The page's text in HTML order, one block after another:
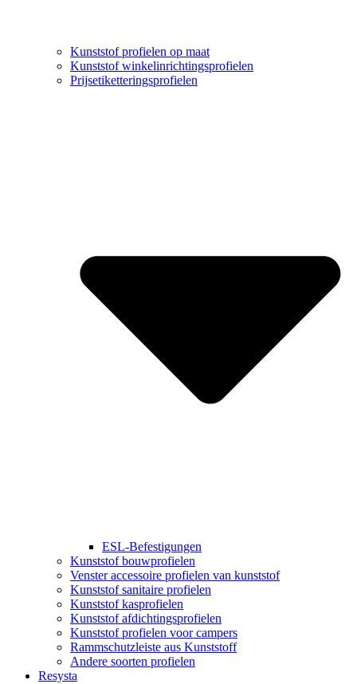
Kunststof profielen op maat
Kunststof winkelinrichtingsprofielen
Prijsetiketteringsprofielen
ESL-Befestigungen
Kunststof bouwprofielen
Venster accessoire profielen van kunststof
Kunststof sanitaire profielen
Kunststof kasprofielen
Kunststof afdichtingsprofielen
Kunststof profielen voor campers
Rammschutzleiste aus Kunststoff
Andere soorten profielen
Resysta